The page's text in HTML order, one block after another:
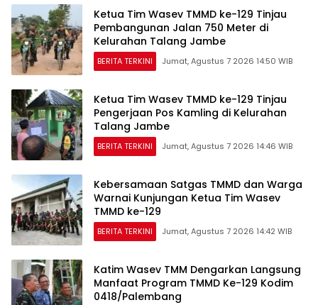
Ketua Tim Wasev TMMD ke-129 Tinjau
Pembangunan Jalan 750 Meter di
Kelurahan Talang Jambe
BERITA TERKINI Jumat, Agustus 7 2026 14:50 WIB
Ketua Tim Wasev TMMD ke-129 Tinjau
Pengerjaan Pos Kamling di Kelurahan
Talang Jambe
BERITA TERKINI Jumat, Agustus 7 2026 14:46 WIB
Kebersamaan Satgas TMMD dan Warga
Warnai Kunjungan Ketua Tim Wasev
TMMD ke-129
BERITA TERKINI Jumat, Agustus 7 2026 14:42 WIB
Katim Wasev TMM Dengarkan Langsung
Manfaat Program TMMD Ke-129 Kodim
0418/Palembang